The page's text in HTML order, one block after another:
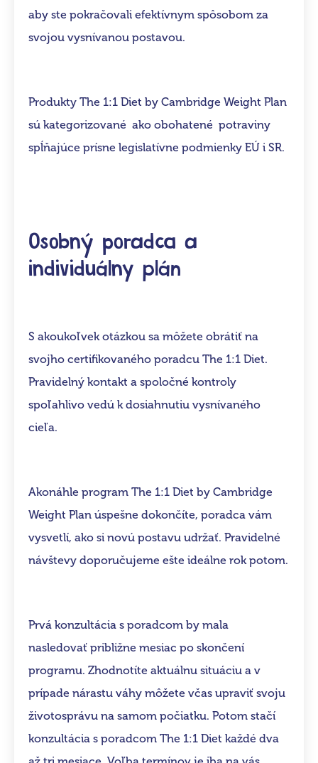
aby ste pokračovali efektívnym spôsobom za
svojou vysnívanou postavou.
Produkty The 1:1 Diet by Cambridge Weight Plan
sú kategorizované ako obohatené potraviny
spĺňajúce prísne legislatívne podmienky EÚ i SR.
Osobný poradca a
individuálny plán
S akoukoľvek otázkou sa môžete obrátiť na
svojho certifikovaného poradcu The 1:1 Diet.
Pravidelný kontakt a spoločné kontroly
spoľahlivo vedú k dosiahnutiu vysnívaného
cieľa.
Akonáhle program The 1:1 Diet by Cambridge
Weight Plan úspešne dokončíte, poradca vám
vysvetlí, ako si novú postavu udržať. Pravidelné
návštevy doporučujeme ešte ideálne rok potom.
Prvá konzultácia s poradcom by mala
nasledovať približne mesiac po skončení
programu. Zhodnotíte aktuálnu situáciu a v
prípade nárastu váhy môžete včas upraviť svoju
životosprávu na samom počiatku. Potom stačí
konzultácia s poradcom The 1:1 Diet každé dva